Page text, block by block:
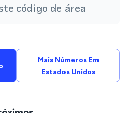
código de área
Mais Números Em
Estados Unidos